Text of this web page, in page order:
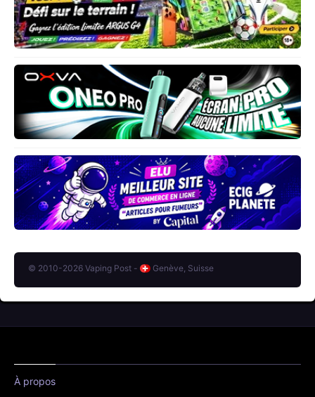
© 2010-2026 Vaping Post - Genève, Suisse
À propos